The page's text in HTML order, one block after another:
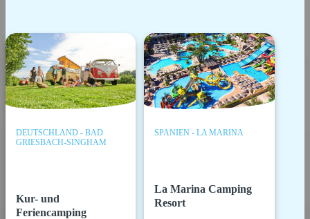
DEUTSCHLAND - BAD
GRIESBACH-SINGHAM
Kur- und
Feriencamping
SPANIEN - LA MARINA
La Marina Camping
Resort